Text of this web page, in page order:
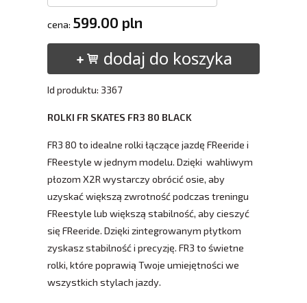
cena: 599.00 pln
dodaj do koszyka
Id produktu: 3367
ROLKI FR SKATES FR3 80 BLACK
FR3 80 to idealne rolki łączące jazdę FReeride i
FReestyle w jednym modelu. Dzięki wahliwym
płozom X2R wystarczy obrócić osie, aby
uzyskać większą zwrotność podczas treningu
FReestyle lub większą stabilność, aby cieszyć
się FReeride. Dzięki zintegrowanym płytkom
zyskasz stabilność i precyzję. FR3 to świetne
rolki, które poprawią Twoje umiejętności we
wszystkich stylach jazdy.